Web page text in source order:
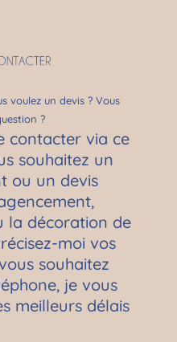
voulez un devis ? Vous
?
contacter via ce
souhaitez un
ou un devis
la décoration de
moi vos
souhaitez
je vous
meilleurs délais